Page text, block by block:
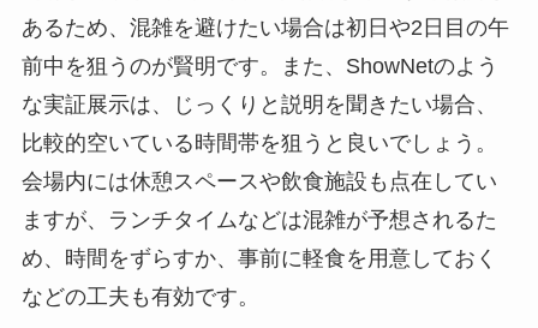
場合は、展示ホールとの移動時間を考慮し、余裕
を持ったスケジュールを組むことが肝要です。特
に、人気のセッションは早めに満席になる可能性
もあるため、聴講したい講演がある場合は、開始
時刻よりも早めに会場に到着することをおすすめ
します。
3日間の会期中、最終日に来場者が集中する傾向が